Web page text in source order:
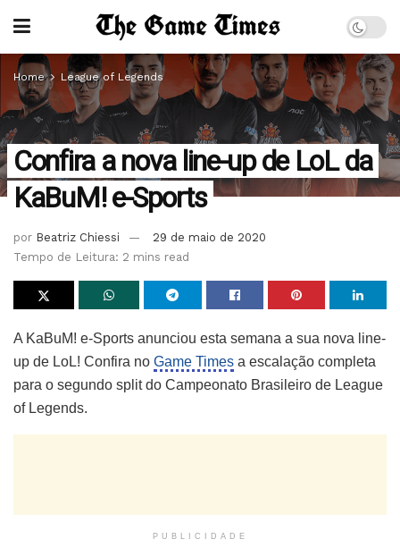
Home League of Legends
Confira a nova line-up de LoL da
KaBuM! e-Sports
por Beatriz Chiessi
29 de maio de 2020
Tempo de Leitura: 2 mins read
A KaBuM! e-Sports anunciou esta semana a sua nova line-
up de LoL! Confira no Game Times a escalação completa
para o segundo split do Campeonato Brasileiro de League
of Legends.
PUBLICIDADE